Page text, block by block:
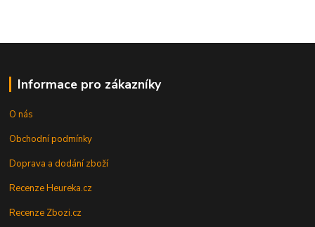
Informace pro zákazníky
O nás
Obchodní podmínky
Doprava a dodání zboží
Recenze Heureka.cz
Recenze Zbozi.cz